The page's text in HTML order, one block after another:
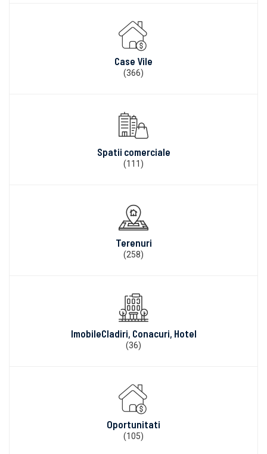
Case Vile
(366)
Spatii comerciale
(111)
Terenuri
(258)
ImobileCladiri, Conacuri, Hotel
(36)
Oportunitati
(105)